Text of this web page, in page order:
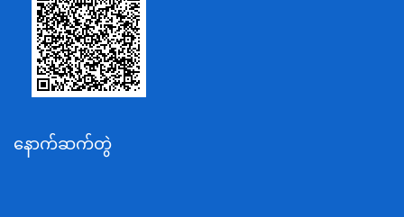
စိုက်ပျိုးရေး၊မွေးမြူရေးနှင့်ဆည်မြောင်းဝန်ကြီးဌာန
ပို့ဆောင်ရေးနှင့်ဆက်သွယ်ရေးဝန်ကြီးဌာန
သယံဇာတနှင့်ပတ်ဝန်းကျင်ထိန်းသိမ်းရေးဝန်ကြီးဌာန
အလုပ်သမား၊လူဝင်မှုကြီးကြပ်ရေးနှင့်ပြည်သူ့အင်အား
နောက်ဆက်တွဲ